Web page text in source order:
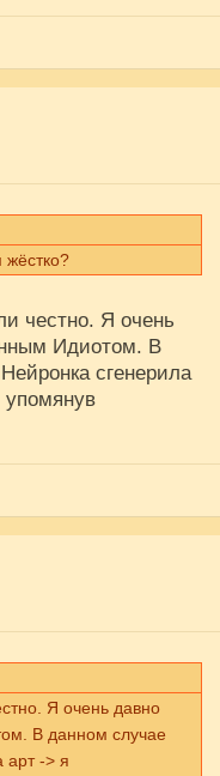
честно. Я очень
Идиотом. В
сгенерила
упомянув
Я очень давно
В данном случае
арт -> я